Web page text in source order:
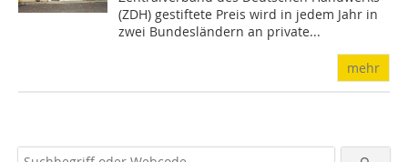
(ZDH) gestiftete Preis wird in jedem Jahr in
zwei Bundesländern an private...
mehr